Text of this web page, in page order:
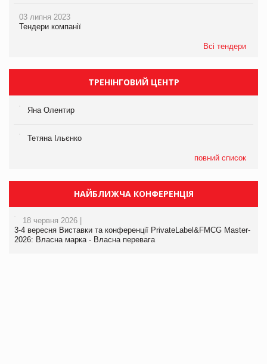
03 липня 2023
Тендери компанії
Всі тендери
ТРЕНІНГОВИЙ ЦЕНТР
Яна Олентир
Тетяна Ільєнко
повний список
НАЙБЛИЖЧА КОНФЕРЕНЦІЯ
18 червня 2026 |
3-4 вересня Виставки та конференції PrivateLabel&FMCG Master-
2026: Власна марка - Власна перевага